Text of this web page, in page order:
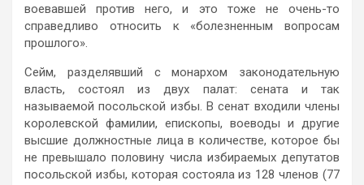
воевавшей против него, и это тоже не очень-то
справедливо относить к «болезненным вопросам
прошлого».
Сейм, разделявший с монархом законодательную
власть, состоял из двух палат: сената и так
называемой посольской избы. В сенат входили члены
королевской фамилии, епископы, воеводы и другие
высшие должностные лица в количестве, которое бы
не превышало половину числа избираемых депутатов
посольской избы, которая состояла из 128 членов (77